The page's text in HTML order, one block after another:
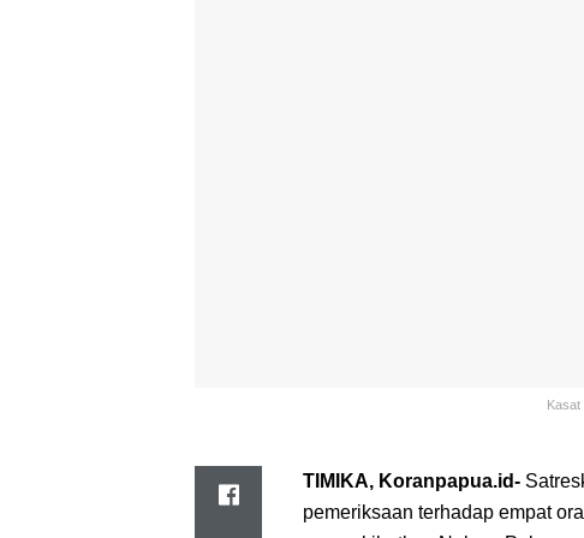
Kasat
TIMIKA, Koranpapua.id-
pemeriksaan terhadap empat